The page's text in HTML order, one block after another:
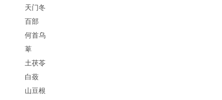
天门冬
百部
何首乌
萆
土茯苓
白蔹
山豆根